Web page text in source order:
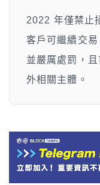
2022 年僅禁止
客戶可繼續交
並嚴厲處罰，
外相關主體。